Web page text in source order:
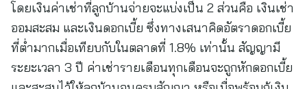
โดยเงินค่าเช่าที่ลูกบ้านจ่ายจะแบ่งเป็น 2 ส่วนคือ เงินเช่า
ออมสะสม และเงินดอกเบี้ย ซึ่งทางเสนาคิดอัตราดอกเบี้ย
ที่ต่ำมากเมื่อเทียบกับในตลาดที่ 1.8% เท่านั้น สัญญามี
ระยะเวลา 3 ปี ค่าเช่ารายเดือนทุกเดือนจะถูกหักดอกเบี้ย